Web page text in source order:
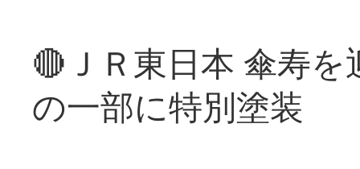
🔴ＪＲ東日本 傘寿
の一部に特別塗装